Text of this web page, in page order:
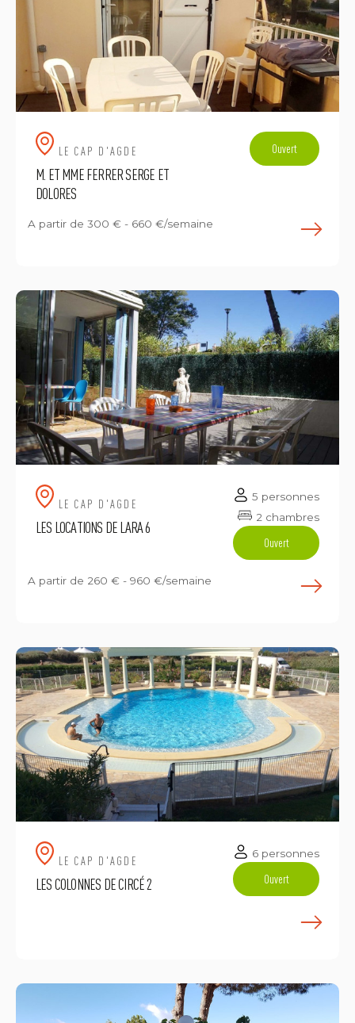
LE CAP D'AGDE
M. ET MME FERRER SERGE ET
DOLORES
Ouvert
A partir de 300 € - 660 €/semaine
LE CAP D'AGDE
LES LOCATIONS DE LARA 6
5 personnes
2 chambres
Ouvert
A partir de 260 € - 960 €/semaine
LE CAP D'AGDE
LES COLONNES DE CIRCÉ 2
6 personnes
Ouvert